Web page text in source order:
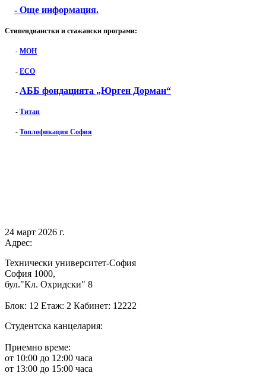
- Още информация.
Стипендианстки и стажански програми:
- МОН
- ЕСО
- АББ фондацията „Юрген Дорман“
- Титан
- Топлофикация София
24 март 2026 г.
Адрес:
Технически университет-София
София 1000,
бул."Кл. Охридски" 8
Блок: 12 Етаж: 2 Кабинет: 12222
Студентска канцелария:
Приемно време:
от 10:00 до 12:00 часа
от 13:00 до 15:00 часа